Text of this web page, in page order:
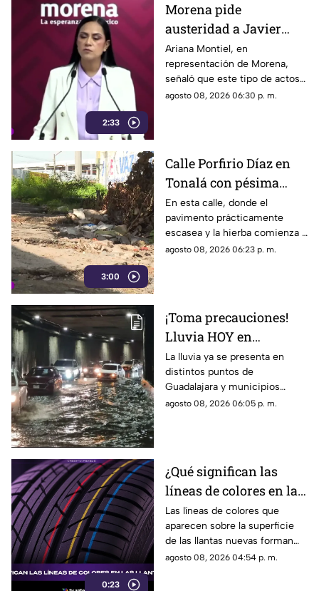
2:33
Morena pide
austeridad a Javier
May, pero el ejemplo
parece faltar en casa
Ariana Montiel, en
representación de Morena,
señaló que este tipo de actos y
el gasto de recursos
austeridad establecidos por el
partido.
agosto 08, 2026 06:30 p. m.
3:00
Calle Porfirio Díaz en
Tonalá con pésima
vialidad y basura por
todas partes
En esta calle, donde el
pavimento prácticamente
escasea y la hierba comienza a
ganar terreno, los vecinos
resultados.
agosto 08, 2026 06:23 p. m.
¡Toma precauciones!
Lluvia HOY en
Guadalajara deja
fuertes vientos y
amenaza de granizo
La lluvia ya se presenta en
distintos puntos de
Guadalajara y municipios
cercanos, con fuertes vientos,
agosto 08, 2026 06:05 p. m.
0:23
¿Qué significan las
líneas de colores en las
llantas nuevas?
Las líneas de colores que
aparecen sobre la superficie
de las llantas nuevas forman
parte del proceso de
agosto 08, 2026 04:54 p. m.